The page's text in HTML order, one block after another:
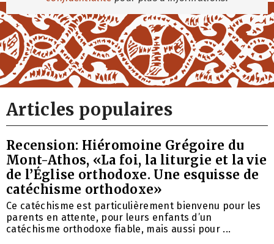
Articles populaires
Recension: Hiéromoine Grégoire du
Mont-Athos, «La foi, la liturgie et la vie
de l’Église orthodoxe. Une esquisse de
catéchisme orthodoxe»
Ce catéchisme est particulièrement bienvenu pour les
parents en attente, pour leurs enfants d’un
catéchisme orthodoxe fiable, mais aussi pour ...